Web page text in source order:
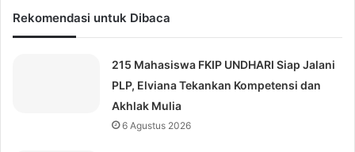
Rekomendasi untuk Dibaca
215 Mahasiswa FKIP UNDHARI Siap Jalani
PLP, Elviana Tekankan Kompetensi dan
Akhlak Mulia
6 Agustus 2026